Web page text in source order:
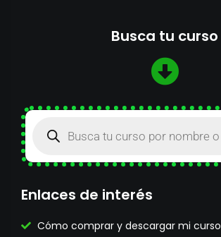
Busca tu curso
Enlaces de interés
Cómo comprar y descargar mi curso